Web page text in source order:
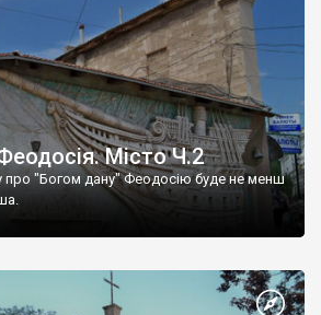
Місто Ч.2
про "Богом дану" Феодосію буде не менш